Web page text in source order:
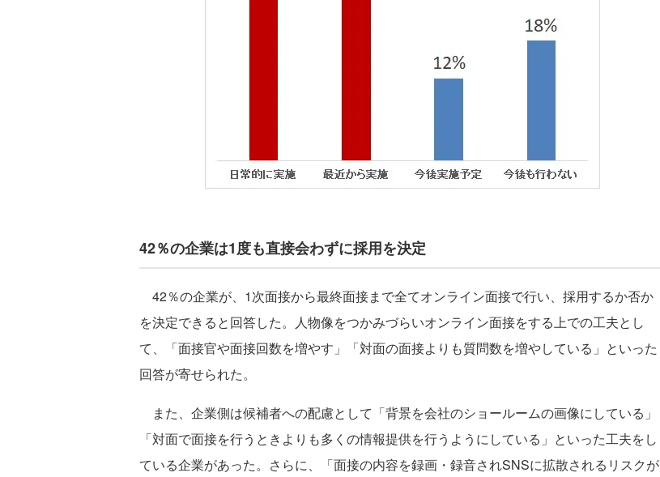
42％の企業は1度も直接会わずに採用を決定
42％の企業が、1次面接から最終面接まで全てオンライン面接で行い、採用するか否か
を決定できると回答した。人物像をつかみづらいオンライン面接をする上での工夫とし
て、「面接官や面接回数を増やす」「対面の面接よりも質問数を増やしている」といった
回答が寄せられた。
また、企業側は候補者への配慮として「背景を会社のショールームの画像にしている」
「対面で面接を行うときよりも多くの情報提供を行うようにしている」といった工夫をし
ている企業があった。さらに、「面接の内容を録画・録音されSNSに拡散されるリスクが